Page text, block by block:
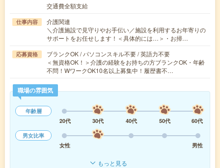
交通費全額支給
仕事内容
介護関連
＼介護施設で見守りやお手伝い／施設を利用するお年寄りの
サポートをお任せします！＜具体的には…＞・お掃…
応募資格
ブランクOK / パソコンスキル不要 / 英語力不要
＜無資格OK！＞介護の経験をお持ちの方ブランクOK・年齢
不問！WワークOK10名以上募集中！履歴書不…
職場の雰囲気
年齢層
20代
30代 40代 50代
60代
男女比率
女性
男性
もっと見る